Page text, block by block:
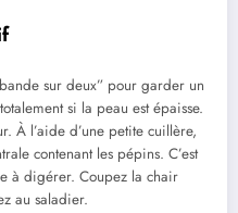
sur deux” pour garder un
si la peau est épaisse.
À l’aide d’une petite cuillère,
contenant les pépins. C’est
à digérer. Coupez la chair
au saladier.